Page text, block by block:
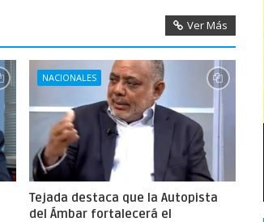
Ver Más
NACIONALES
Tejada destaca que la Autopista
del Ámbar fortalecerá el